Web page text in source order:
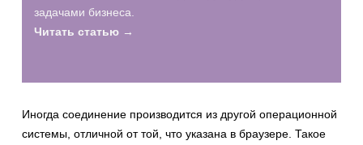
задачами бизнеса.
Читать статью →
Иногда соединение производится из другой операционной
системы, отличной от той, что указана в браузере. Такое